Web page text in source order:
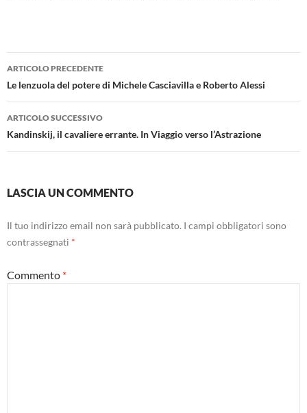
Navigazione
articolo
ARTICOLO PRECEDENTE
Le lenzuola del potere di Michele Casciavilla e Roberto Alessi
ARTICOLO SUCCESSIVO
Kandinskij, il cavaliere errante. In Viaggio verso l’Astrazione
LASCIA UN COMMENTO
Il tuo indirizzo email non sarà pubblicato. I campi obbligatori sono
contrassegnati *
Commento *